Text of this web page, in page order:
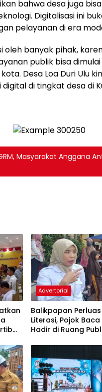
bahwa desa juga
Digitalisasi ini
pelayanan di era
oleh banyak pihak,
publik bisa
Desa Loa Duri Ulu
di tingkat desa di
Masyarakat Anggana
Advertorial
Balikpapan
Literasi, Pojok
Hadir di Ruang